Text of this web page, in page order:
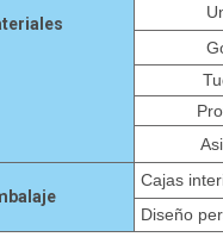
Cajas
Diseño